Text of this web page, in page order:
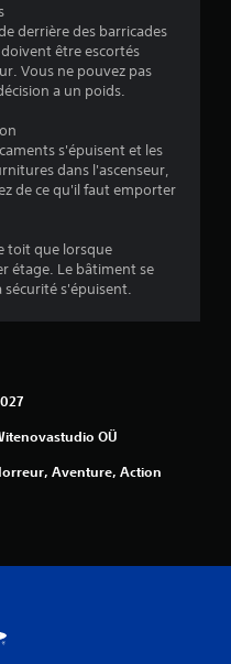
derrière des barricades
être escortés
Vous ne pouvez pas
a un poids.
s'épuisent et les
dans l'ascenseur,
de ce qu'il faut emporter
toit que lorsque
étage. Le bâtiment se
s'épuisent.
OÜ
Aventure, Action